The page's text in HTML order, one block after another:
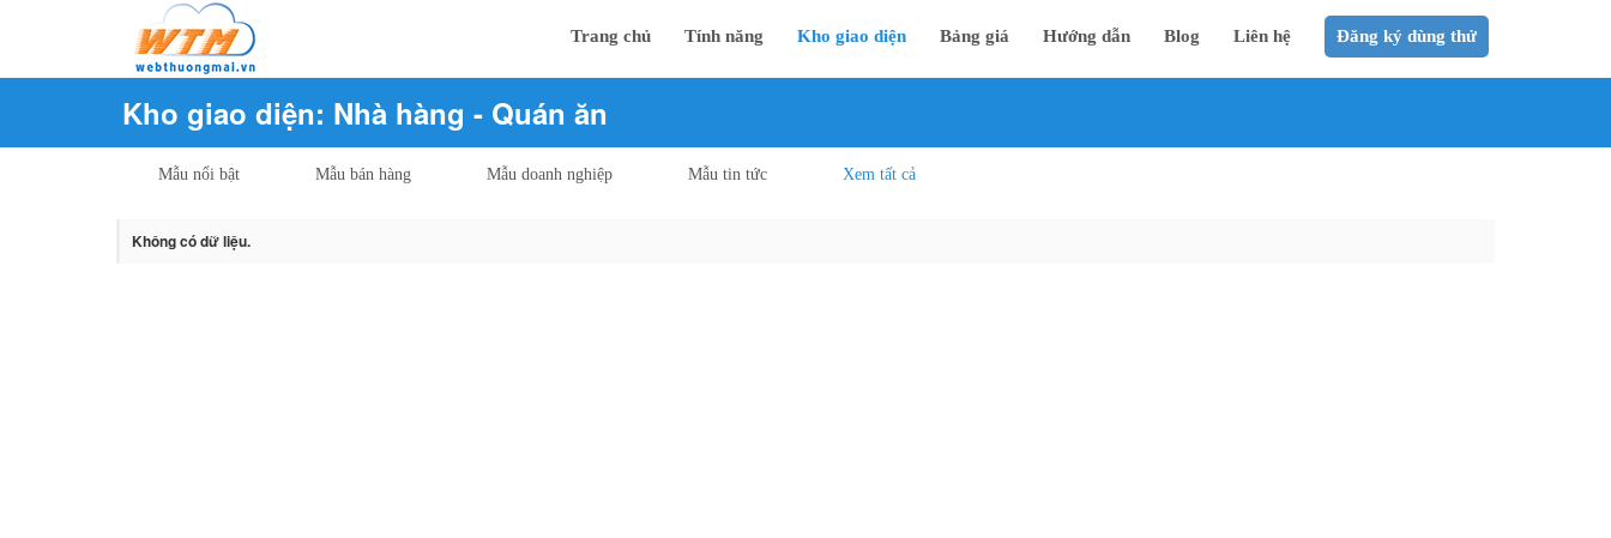
Trang chủ Tính năng Kho giao diện Bảng giá Hướng dẫn Blog Liên hệ Đăng ký dùng thử
Kho giao diện: Nhà hàng - Quán ăn
Mẫu nổi bật Mẫu bán hàng Mẫu doanh nghiệp Mẫu tin tức Xem tất cả
Không có dữ liệu.